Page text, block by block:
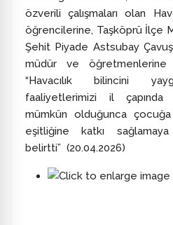
özverili çalışmaları olan
öğrencilerine, Taşköprü İlçe
Şehit Piyade Astsubay
müdür ve
“Havacılık bilincini
faaliyetlerimizi il
mümkün olduğunca
eşitliğine katkı
belirtti” (20.04.2026)